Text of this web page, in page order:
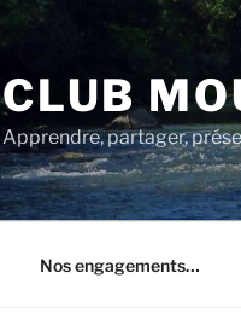
CLUB
Apprendre, partager,
Nos engagements…